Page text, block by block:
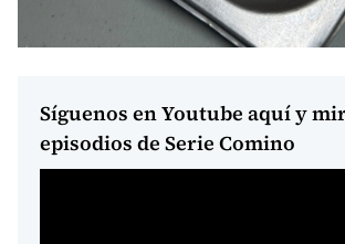
Síguenos en Youtube aquí y
episodios de Serie Comino